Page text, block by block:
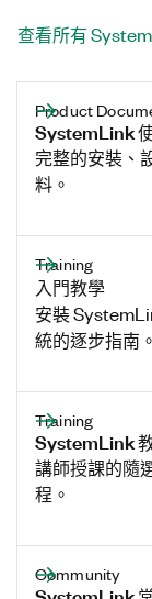
查看所有
Product
SystemLink
完整的安裝、
料。
Training
入門教學
安裝
統的逐步指南。
Training
SystemLink
講師授課的隨
程。
Community